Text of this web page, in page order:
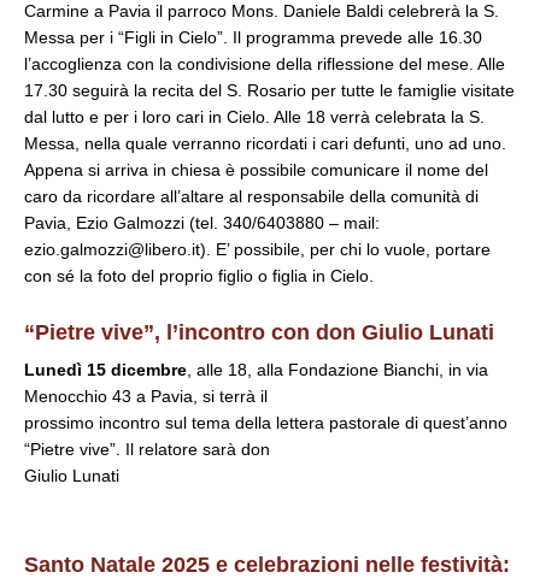
Carmine a Pavia il parroco Mons. Daniele Baldi celebrerà la S.
Messa per i “Figli in Cielo”. Il programma prevede alle 16.30
l’accoglienza con la condivisione della riflessione del mese. Alle
17.30 seguirà la recita del S. Rosario per tutte le famiglie visitate
dal lutto e per i loro cari in Cielo. Alle 18 verrà celebrata la S.
Messa, nella quale verranno ricordati i cari defunti, uno ad uno.
Appena si arriva in chiesa è possibile comunicare il nome del
caro da ricordare all’altare al responsabile della comunità di
Pavia, Ezio Galmozzi (tel. 340/6403880 – mail:
ezio.galmozzi@libero.it). E’ possibile, per chi lo vuole, portare
con sé la foto del proprio figlio o figlia in Cielo.
“Pietre vive”, l’incontro con don Giulio Lunati
Lunedì 15 dicembre , alle 18, alla Fondazione Bianchi, in via
Menocchio 43 a Pavia, si terrà il
prossimo incontro sul tema della lettera pastorale di quest’anno
“Pietre vive”. Il relatore sarà don
Giulio Lunati
Santo Natale 2025 e celebrazioni nelle festività: